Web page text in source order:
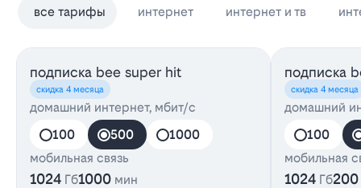
все тарифы интернет интернет и тв
подписка bee super hit
скидка 4 месяца
домашний интернет, мбит/с
100
500
1000
мобильная связь
1024 Гб1000 мин
подписка
скидка 4 месяца
домашний
100
мобильная
1024 Гб200